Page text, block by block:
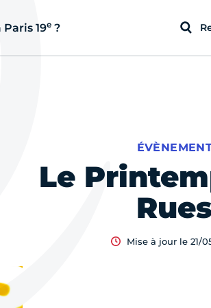
19e ?
Le
Rues
Mise à jour le 21/